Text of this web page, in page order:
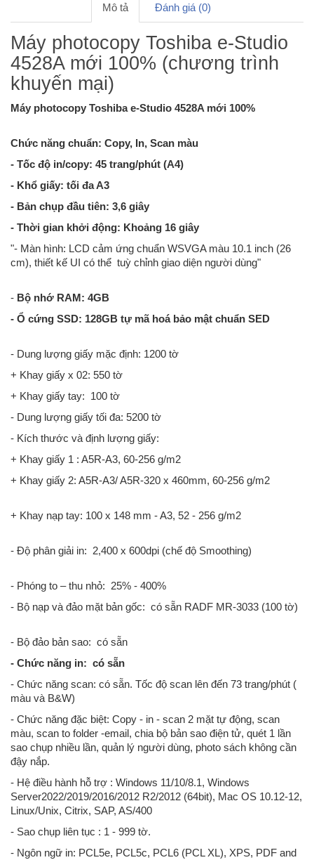
Mô tả Đánh giá (0)
Máy photocopy Toshiba e-Studio
4528A mới 100% (chương trình
khuyến mại)
Máy photocopy Toshiba e-Studio 4528A mới 100%
Chức năng chuẩn: Copy, In, Scan màu
- Tốc độ in/copy: 45 trang/phút (A4)
- Khổ giấy: tối đa A3
- Bản chụp đầu tiên: 3,6 giây
- Thời gian khởi động: Khoảng 16 giây
"- Màn hình: LCD cảm ứng chuẩn WSVGA màu 10.1 inch (26
cm), thiết kế UI có thể tuỳ chỉnh giao diện người dùng"
- Bộ nhớ RAM: 4GB
- Ổ cứng SSD: 128GB tự mã hoá bảo mật chuẩn SED
- Dung lượng giấy mặc định: 1200 tờ
+ Khay giấy x 02: 550 tờ
+ Khay giấy tay: 100 tờ
- Dung lượng giấy tối đa: 5200 tờ
- Kích thước và định lượng giấy:
+ Khay giấy 1 : A5R-A3, 60-256 g/m2
+ Khay giấy 2: A5R-A3/ A5R-320 x 460mm, 60-256 g/m2
+ Khay nạp tay: 100 x 148 mm - A3, 52 - 256 g/m2
- Độ phân giải in: 2,400 x 600dpi (chế độ Smoothing)
- Phóng to – thu nhỏ: 25% - 400%
- Bộ nạp và đảo mặt bản gốc: có sẵn RADF MR-3033 (100 tờ)
- Bộ đảo bản sao: có sẵn
- Chức năng in: có sẵn
- Chức năng scan: có sẵn. Tốc độ scan lên đến 73 trang/phút (
màu và B&W)
- Chức năng đặc biệt: Copy - in - scan 2 mặt tự động, scan
màu, scan to folder -email, chia bộ bản sao điện tử, quét 1 lần
sao chụp nhiều lần, quản lý người dùng, photo sách không cần
đậy nắp.
- Hệ điều hành hỗ trợ : Windows 11/10/8.1, Windows
Server2022/2019/2016/2012 R2/2012 (64bit), Mac OS 10.12-12,
Linux/Unix, Citrix, SAP, AS/400
- Sao chụp liên tục : 1 - 999 tờ.
- Ngôn ngữ in: PCL5e, PCL5c, PCL6 (PCL XL), XPS, PDF and